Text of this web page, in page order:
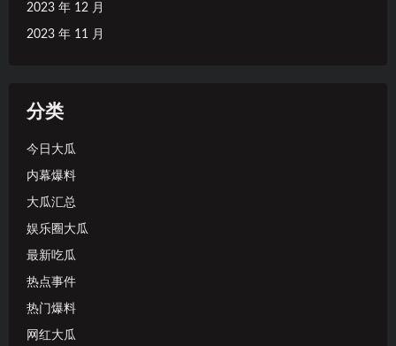
2023 年 12 月
2023 年 11 月
分类
今日大瓜
内幕爆料
大瓜汇总
娱乐圈大瓜
最新吃瓜
热点事件
热门爆料
网红大瓜